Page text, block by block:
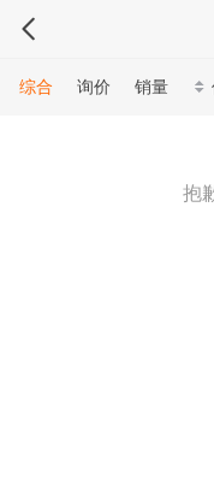
综合 询价 销量
抱